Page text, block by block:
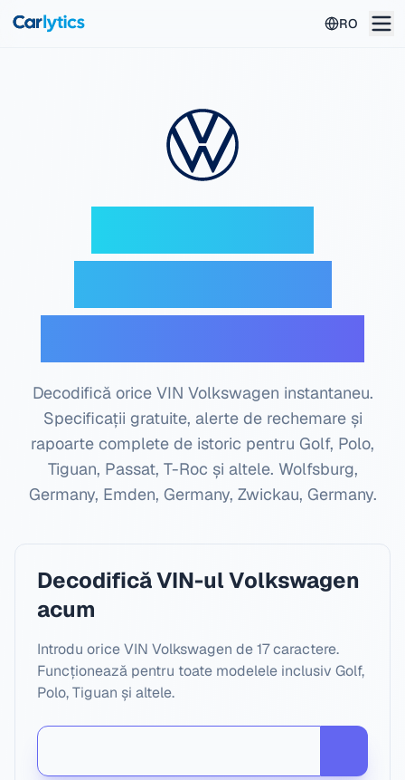
RO
Decodifică orice VIN Volkswagen instantaneu.
Specificații gratuite, alerte de rechemare și
rapoarte complete de istoric pentru Golf, Polo,
Tiguan, Passat, T-Roc și altele. Wolfsburg,
Germany, Emden, Germany, Zwickau, Germany.
Decodifică VIN-ul Volkswagen
acum
Introdu orice VIN Volkswagen de 17 caractere.
Funcționează pentru toate modelele inclusiv Golf,
Polo, Tiguan și altele.